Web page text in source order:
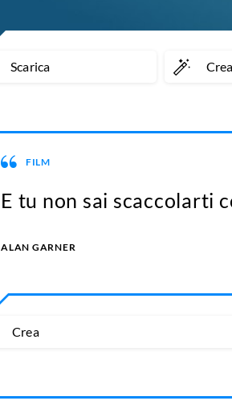
Scarica Crea
FILM
E tu non sai scaccolarti
ALAN GARNER
Crea